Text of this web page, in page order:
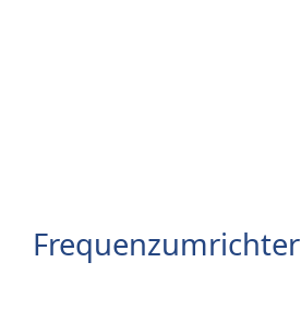
Frequenzumrichter